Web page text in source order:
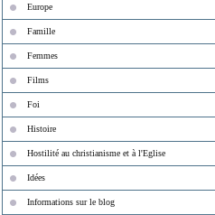
Europe
Famille
Femmes
Films
Foi
Histoire
Hostilité au christianisme et à l'Eglise
Idées
Informations sur le blog